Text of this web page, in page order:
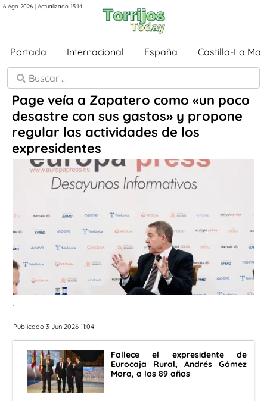
6 Ago 2026 | Actualizado 15:14
Portada Internacional España Castilla-La
Page veía a Zapatero como «un poco
desastre con sus gastos» y propone
regular las actividades de los
expresidentes
.
Publicado 3 Jun 2026 11:04
Fallece el expresidente de
Eurocaja Rural, Andrés Gómez
Mora, a los 89 años